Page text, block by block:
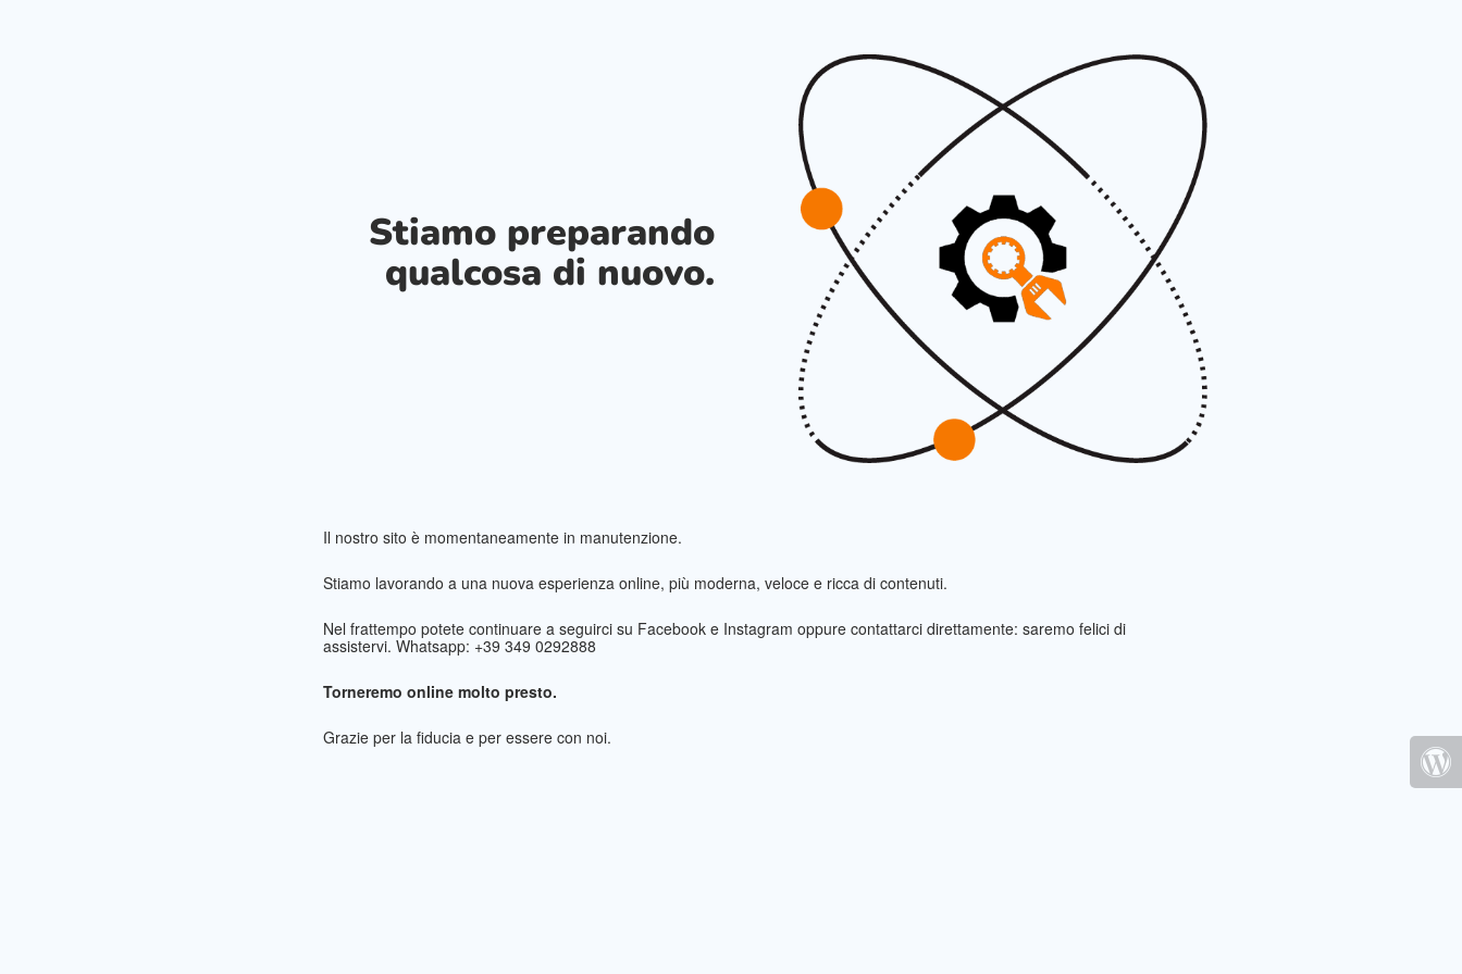
Stiamo preparando
qualcosa di nuovo.
Il nostro sito è momentaneamente in manutenzione.
Stiamo lavorando a una nuova esperienza online, più moderna, veloce e ricca di contenuti.
Nel frattempo potete continuare a seguirci su Facebook e Instagram oppure contattarci direttamente: saremo felici di
assistervi. Whatsapp: +39 349 0292888
Torneremo online molto presto.
Grazie per la fiducia e per essere con noi.